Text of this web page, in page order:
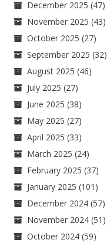
December 2025 (47)
November 2025 (43)
October 2025 (27)
September 2025 (32)
August 2025 (46)
July 2025 (27)
June 2025 (38)
May 2025 (27)
April 2025 (33)
March 2025 (24)
February 2025 (37)
January 2025 (101)
December 2024 (57)
November 2024 (51)
October 2024 (59)